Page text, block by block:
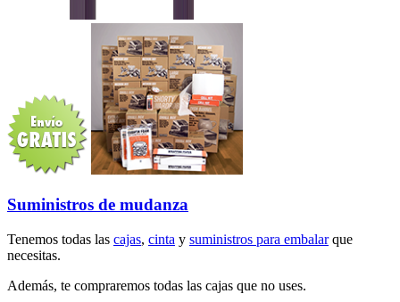
Suministros de mudanza
Tenemos todas las cajas, cinta y suministros para embalarque
necesitas.
Además, te compraremos todas las cajas que no uses.